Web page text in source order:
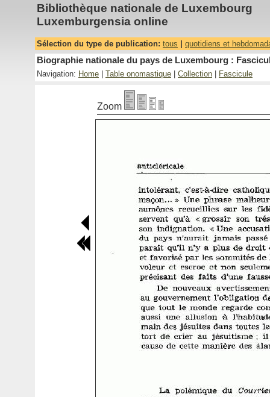
Bibliothèque nationale de Luxembourg
Luxemburgensia online
Sélection du type de publication: tous quotidiens et
Biographie nationale du pays de Luxembourg :
Navigation: Home Table onomastique Collection Fascicule
Zoom